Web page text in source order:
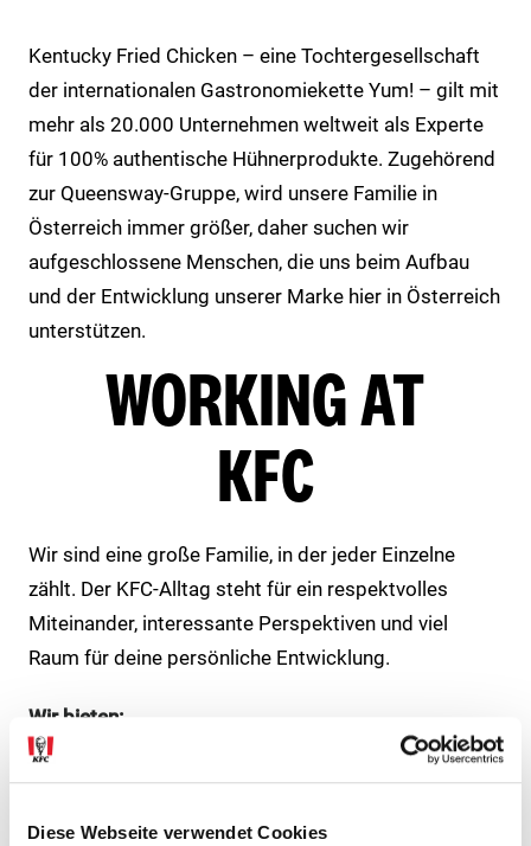
Diese Webseite verwendet Cookies
Kentucky Fried Chicken – eine Tochtergesellschaft
der internationalen Gastronomiekette Yum! – gilt mit
mehr als 20.000 Unternehmen weltweit als Experte
für 100% authentische Hühnerprodukte. Zugehörend
zur Queensway-Gruppe, wird unsere Familie in
Österreich immer größer, daher suchen wir
aufgeschlossene Menschen, die uns beim Aufbau
und der Entwicklung unserer Marke hier in Österreich
unterstützen.
WORKING AT
KFC
Wir sind eine große Familie, in der jeder Einzelne
zählt. Der KFC-Alltag steht für ein respektvolles
Miteinander, interessante Perspektiven und viel
Raum für deine persönliche Entwicklung.
Wir bieten:
Abwechslungsreiche und verantwortungsvolle